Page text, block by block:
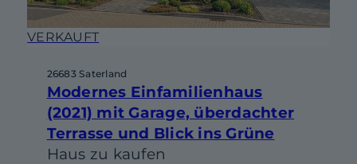
VERKAUFT
26683 Saterland
Modernes Einfamilienhaus
(2021) mit Garage, überdachter
Terrasse und Blick ins Grüne
Haus zu kaufen